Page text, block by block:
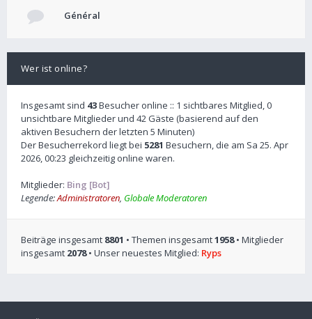
Général
Wer ist online?
Insgesamt sind 43Besucher online :: 1 sichtbares Mitglied, 0
unsichtbare Mitglieder und 42 Gäste (basierend auf den
aktiven Besuchern der letzten 5 Minuten)
Der Besucherrekord liegt bei 5281 Besuchern, die am Sa 25. Apr
2026, 00:23 gleichzeitig online waren.
Mitglieder: Bing [Bot]
Legende:Administratoren, Globale Moderatoren
Beiträge insgesamt 8801 • Themen insgesamt1958• Mitglieder
insgesamt 2078• Unser neuestes Mitglied: Ryps